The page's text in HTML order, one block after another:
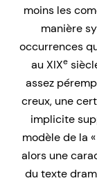
moins les
manière
occurrences
au XIXe
assez
creux, une
implicite
modèle de la
alors une
du texte